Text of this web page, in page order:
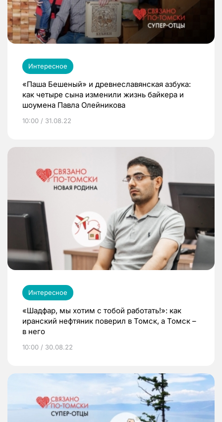
Интересное
«Паша Бешеный» и древнеславянская азбука:
как четыре сына изменили жизнь байкера и
шоумена Павла Олейникова
10:00 / 31.08.22
Интересное
«Шадфар, мы хотим с тобой работать!»: как
иранский нефтяник поверил в Томск, а Томск –
в него
10:00 / 30.08.22